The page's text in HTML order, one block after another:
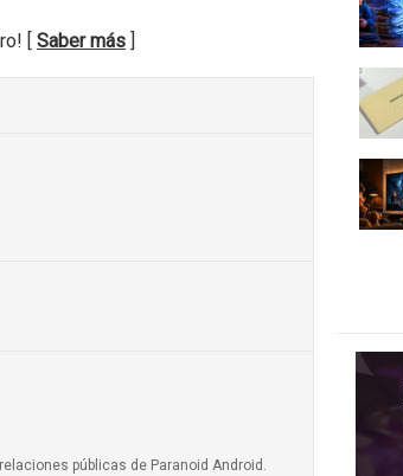
[ Saber más ]
públicas de Paranoid Android.